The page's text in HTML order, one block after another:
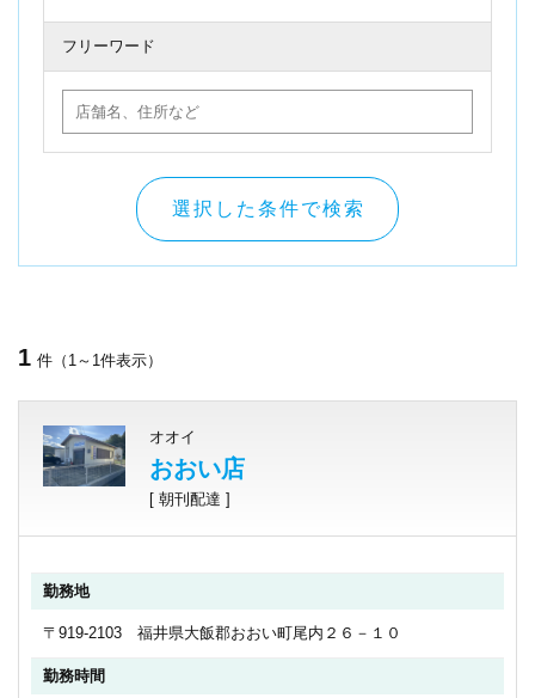
フリーワード
選択した条件で検索
1 件（1～1件表示）
オオイ
おおい店
[ 朝刊配達 ]
勤務地
〒919-2103 福井県大飯郡おおい町尾内２６－１０
勤務時間